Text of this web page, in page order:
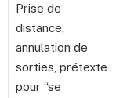
Prise de
distance,
annulation de
sorties, prétexte
pour “se